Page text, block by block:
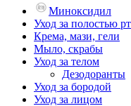
Миноксидил
Уход за полостью
Крема, мази, гели
Мыло, скрабы
Уход за телом
Дезодоранты
Уход за бородой
Уход за лицом